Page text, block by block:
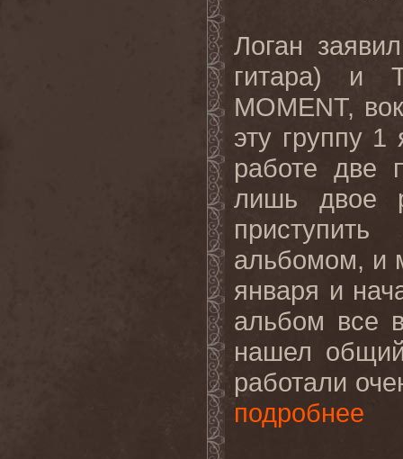
Логан
гитара) и
MOMENT,
эту группу
работе две
лишь двое
альбомом, и
января и
альбом все
нашел
работали
подробнее